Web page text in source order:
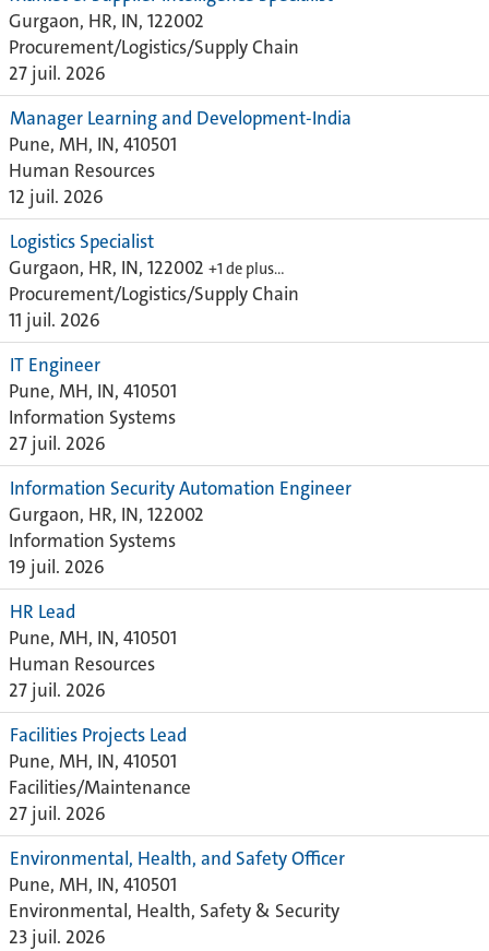
Gurgaon, HR, IN, 122002
Procurement/Logistics/Supply Chain
27 juil. 2026
Manager Learning and Development-India
Pune, MH, IN, 410501
Human Resources
12 juil. 2026
Logistics Specialist
Gurgaon, HR, IN, 122002 +1 de plus…
Procurement/Logistics/Supply Chain
11 juil. 2026
IT Engineer
Pune, MH, IN, 410501
Information Systems
27 juil. 2026
Information Security Automation Engineer
Gurgaon, HR, IN, 122002
Information Systems
19 juil. 2026
HR Lead
Pune, MH, IN, 410501
Human Resources
27 juil. 2026
Facilities Projects Lead
Pune, MH, IN, 410501
Facilities/Maintenance
27 juil. 2026
Environmental, Health, and Safety Officer
Pune, MH, IN, 410501
Environmental, Health, Safety & Security
23 juil. 2026